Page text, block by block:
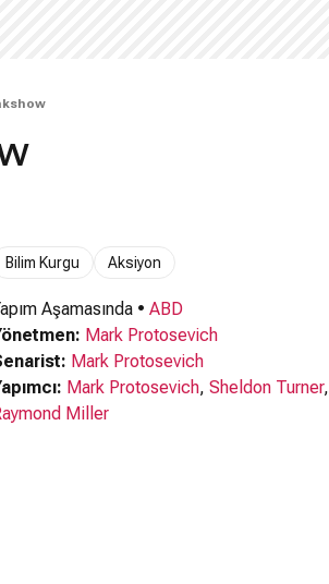
Bilim Kurgu Aksiyon
Aşamasında • ABD
Mark Protosevich
Mark Protosevich
Mark Protosevich, Sheldon Turner,
Miller